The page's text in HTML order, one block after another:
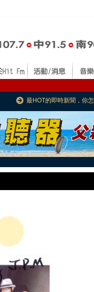
最HOT的即時新聞，你